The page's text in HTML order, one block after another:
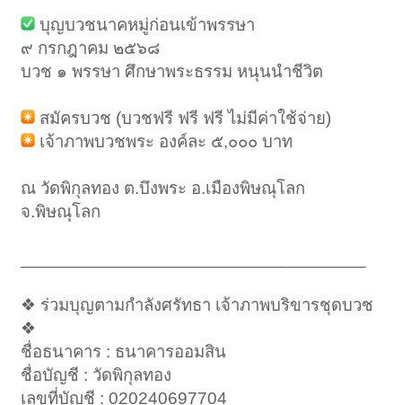
บุญบวชนาคหมู่ก่อนเข้าพรรษา
๙ กรกฎาคม ๒๕๖๘
บวช ๑ พรรษา ศึกษาพระธรรม หนุนนำชีวิต
สมัครบวช (บวชฟรี ฟรี ฟรี ไม่มีค่าใช้จ่าย)
เจ้าภาพบวชพระ องค์ละ ๕,๐๐๐ บาท
ณ วัดพิกุลทอง ต.บึงพระ อ.เมืองพิษณุโลก
จ.พิษณุโลก
❖ ร่วมบุญตามกำลังศรัทธา เจ้าภาพบริขารชุดบวช
❖
ชื่อธนาคาร : ธนาคารออมสิน
ชื่อบัญชี : วัดพิกุลทอง
เลขที่บัญชี : 020240697704